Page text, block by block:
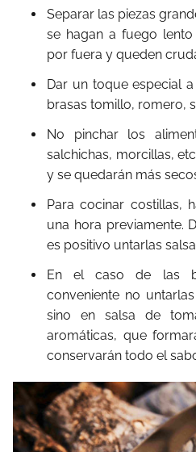
Separar las piezas
se hagan a fuego
por fuera y queden
Dar un toque especial
brasas tomillo, romero,
No pinchar los
salchichas, morcillas,
y se quedarán más
Para cocinar costillas,
una hora previamente.
es positivo untarlas
En el caso de las
conveniente no
sino en salsa de
aromáticas, que
conservarán todo el